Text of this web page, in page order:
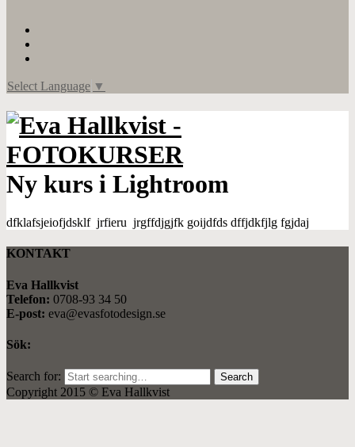
Select Language ▼
Ny kurs i Lightroom
dfklafsjeiofjdsklf jrfieru jrgffdjgjfk goijdfds dffjdkfjlg fgjdaj
KONTAKT
Eva Hallkvist
Telefon: 0708-93 34 50
E-post: eva@evasfotodesign.se
Sök:
Search for:
Copyright 2015 © Eva Hallkvist